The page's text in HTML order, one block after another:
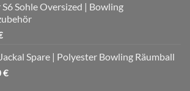
Sohle Oversized | Bowling
Spare | Polyester Bowling Räumball
€